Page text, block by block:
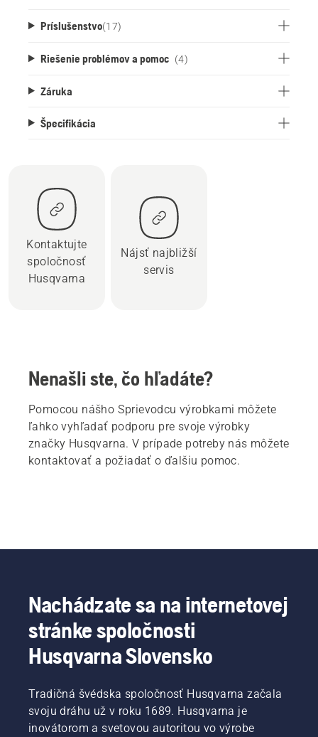
Príslušenstvo(17)
Riešenie problémov a pomoc (4)
Záruka
Špecifikácia
Kontaktujte
spoločnosť
Husqvarna
Nájsť najbližší
servis
Nenašli ste, čo hľadáte?
Pomocou nášho Sprievodcu výrobkami môžete
ľahko vyhľadať podporu pre svoje výrobky
značky Husqvarna. V prípade potreby nás môžete
kontaktovať a požiadať o ďalšiu pomoc.
Nachádzate sa na internetovej
stránke spoločnosti
Husqvarna Slovensko
Tradičná švédska spoločnosť Husqvarna začala
svoju dráhu už v roku 1689. Husqvarna je
inovátorom a svetovou autoritou vo výrobe